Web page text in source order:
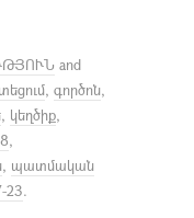
and
, գործոն,
, կեղծիք,
,
, պատմական
23.